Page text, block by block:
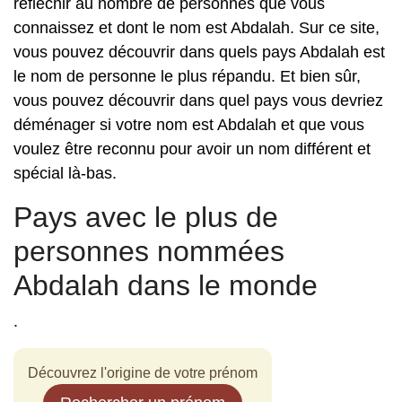
réfléchir au nombre de personnes que vous
connaissez et dont le nom est Abdalah. Sur ce site,
vous pouvez découvrir dans quels pays Abdalah est
le nom de personne le plus répandu. Et bien sûr,
vous pouvez découvrir dans quel pays vous devriez
déménager si votre nom est Abdalah et que vous
voulez être reconnu pour avoir un nom différent et
spécial là-bas.
Pays avec le plus de
personnes nommées
Abdalah dans le monde
.
Découvrez l'origine de votre prénom